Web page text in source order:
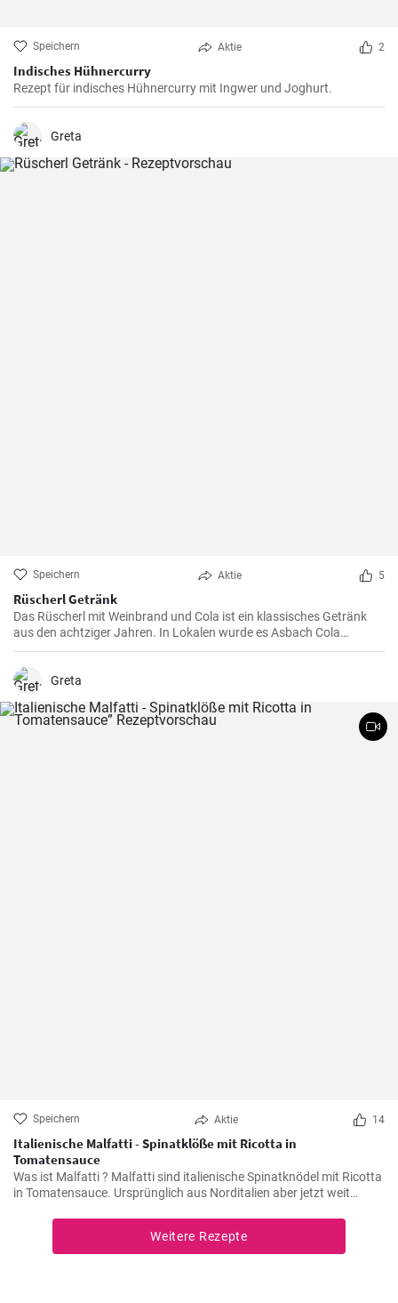
Speichern Aktie 2
Indisches Hühnercurry
Rezept für indisches Hühnercurry mit Ingwer und Joghurt.
Greta
Speichern Aktie 5
Rüscherl Getränk
Das Rüscherl mit Weinbrand und Cola ist ein klassisches Getränk
aus den achtziger Jahren. In Lokalen wurde es Asbach Cola
genannt nach dem bekannten Weinbrand. Mischen sie es selber
zuhause !
Greta
Speichern Aktie 14
Italienische Malfatti - Spinatklöße mit Ricotta in
Tomatensauce
Was ist Malfatti ? Malfatti sind italienische Spinatknödel mit Ricotta
in Tomatensauce. Ursprünglich aus Norditalien aber jetzt weit
Parmesan serviert. Malfatti bedeutet unperfekt auf deutsch.
Weitere Rezepte